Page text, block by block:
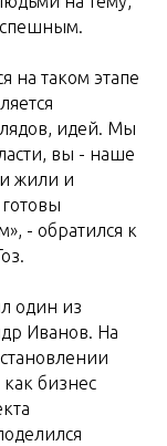
на таком этапе
идей. Мы
вы - наше
жили и
- обратился к
один из
Иванов. На
бизнес